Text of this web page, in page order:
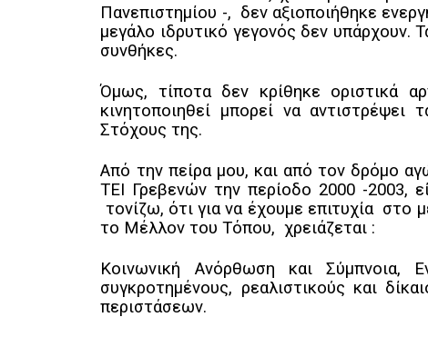
Πανεπιστημίου -, δεν αξιοποιήθηκε
μεγάλο ιδρυτικό γεγονός δεν υπάρχουν.
συνθήκες.
Όμως, τίποτα δεν κρίθηκε οριστικά
κινητοποιηθεί μπορεί να
Στόχους της.
Από την πείρα μου, και από τον δρόμο
ΤΕΙ Γρεβενών την περίοδο 2000 -2003,
τονίζω, ότι για να έχουμε επιτυχία
το Μέλλον του Τόπου, χρειάζεται :
Κοινωνική Ανόρθωση και
συγκροτημένους, ρεαλιστικούς και
περιστάσεων.